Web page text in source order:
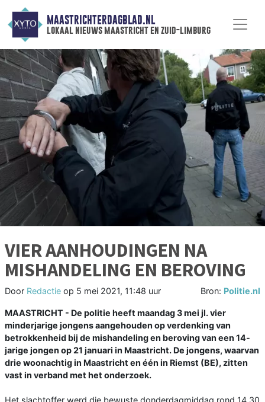
MAASTRICHTERDAGBLAD.NL
lokaal nieuws maastricht en zuid-limburg
VIER AANHOUDINGEN NA
MISHANDELING EN BEROVING
Door Redactie op 5 mei 2021, 11:48 uur Bron: Politie.nl
MAASTRICHT - De politie heeft maandag 3 mei jl. vier
minderjarige jongens aangehouden op verdenking van
betrokkenheid bij de mishandeling en beroving van een 14-
jarige jongen op 21 januari in Maastricht. De jongens, waarvan
drie woonachtig in Maastricht en één in Riemst (BE), zitten
vast in verband met het onderzoek.
Het slachtoffer werd die bewuste donderdagmiddag rond 14.30